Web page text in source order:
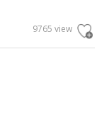
9765 view